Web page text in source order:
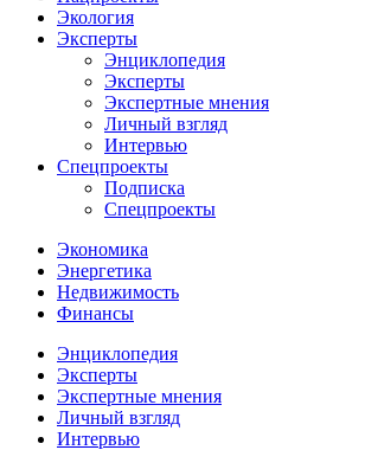
Экология
Эксперты
Энциклопедия
Эксперты
Экспертные мнения
Личный взгляд
Интервью
Спецпроекты
Подписка
Спецпроекты
Экономика
Энергетика
Недвижимость
Финансы
Энциклопедия
Эксперты
Экспертные мнения
Личный взгляд
Интервью